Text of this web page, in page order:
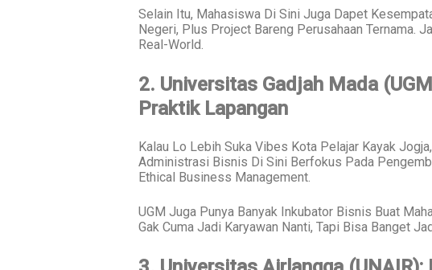
Selain Itu, Mahasiswa Di Sini Juga Dapet
Negeri, Plus Project Bareng Perusahaan Ternama.
Real-World.
2. Universitas Gadjah Mada
Praktik Lapangan
Kalau Lo Lebih Suka Vibes Kota Pelajar Kayak Jogja,
Administrasi Bisnis Di Sini Berfokus Pada
Ethical Business Management.
UGM Juga Punya Banyak Inkubator Bisnis Buat
Gak Cuma Jadi Karyawan Nanti, Tapi Bisa Banget